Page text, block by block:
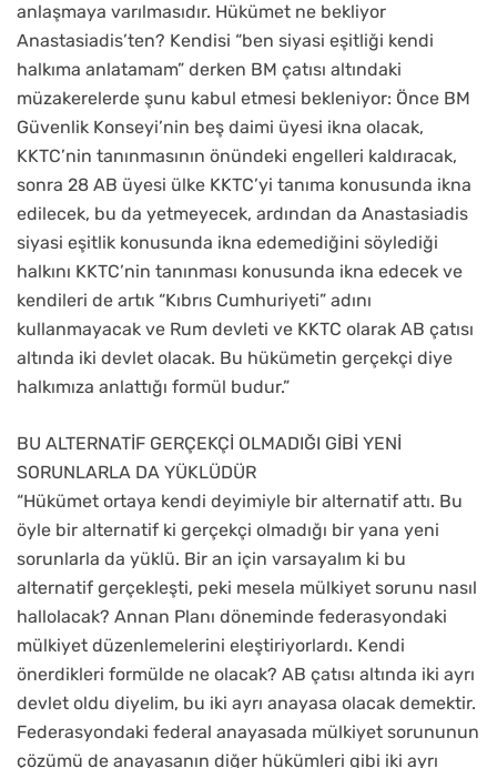
anlaşmaya varılmasıdır. Hükümet ne bekliyor
Anastasiadis’ten? Kendisi “ben siyasi eşitliği kendi
halkıma anlatamam” derken BM çatısı altındaki
müzakerelerde şunu kabul etmesi bekleniyor: Önce BM
Güvenlik Konseyi’nin beş daimi üyesi ikna olacak,
KKTC’nin tanınmasının önündeki engelleri kaldıracak,
sonra 28 AB üyesi ülke KKTC’yi tanıma konusunda ikna
edilecek, bu da yetmeyecek, ardından da Anastasiadis
siyasi eşitlik konusunda ikna edemediğini söylediği
halkını KKTC’nin tanınması konusunda ikna edecek ve
kendileri de artık “Kıbrıs Cumhuriyeti” adını
kullanmayacak ve Rum devleti ve KKTC olarak AB çatısı
altında iki devlet olacak. Bu hükümetin gerçekçi diye
halkımıza anlattığı formül budur.”
BU ALTERNATİF GERÇEKÇİ OLMADIĞI GİBİ YENİ
SORUNLARLA DA YÜKLÜDÜR
“Hükümet ortaya kendi deyimiyle bir alternatif attı. Bu
öyle bir alternatif ki gerçekçi olmadığı bir yana yeni
sorunlarla da yüklü. Bir an için varsayalım ki bu
alternatif gerçekleşti, peki mesela mülkiyet sorunu nasıl
hallolacak? Annan Planı döneminde federasyondaki
mülkiyet düzenlemelerini eleştiriyorlardı. Kendi
önerdikleri formülde ne olacak? AB çatısı altında iki ayrı
devlet oldu diyelim, bu iki ayrı anayasa olacak demektir.
Federasyondaki federal anayasada mülkiyet sorununun
çözümü de anayasanın diğer hükümleri gibi iki ayrı